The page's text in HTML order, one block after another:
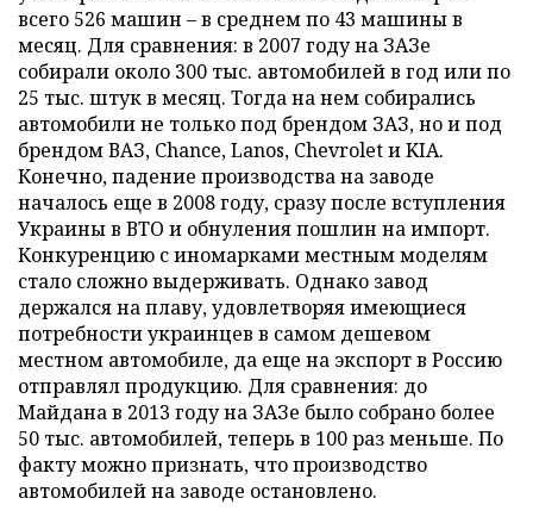
всего 526 машин – в среднем по 43 машины в
месяц. Для сравнения: в 2007 году на ЗАЗе
собирали около 300 тыс. автомобилей в год или по
25 тыс. штук в месяц. Тогда на нем собирались
автомобили не только под брендом ЗАЗ, но и под
брендом ВАЗ, Chance, Lanos, Chevrolet и KIA.
Конечно, падение производства на заводе
началось еще в 2008 году, сразу после вступления
Украины в ВТО и обнуления пошлин на импорт.
Конкуренцию с иномарками местным моделям
стало сложно выдерживать. Однако завод
держался на плаву, удовлетворяя имеющиеся
потребности украинцев в самом дешевом
местном автомобиле, да еще на экспорт в Россию
отправлял продукцию. Для сравнения: до
Майдана в 2013 году на ЗАЗе было собрано более
50 тыс. автомобилей, теперь в 100 раз меньше. По
факту можно признать, что производство
автомобилей на заводе остановлено.